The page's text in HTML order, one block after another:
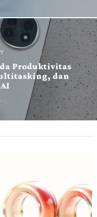
Produktivitas
dan